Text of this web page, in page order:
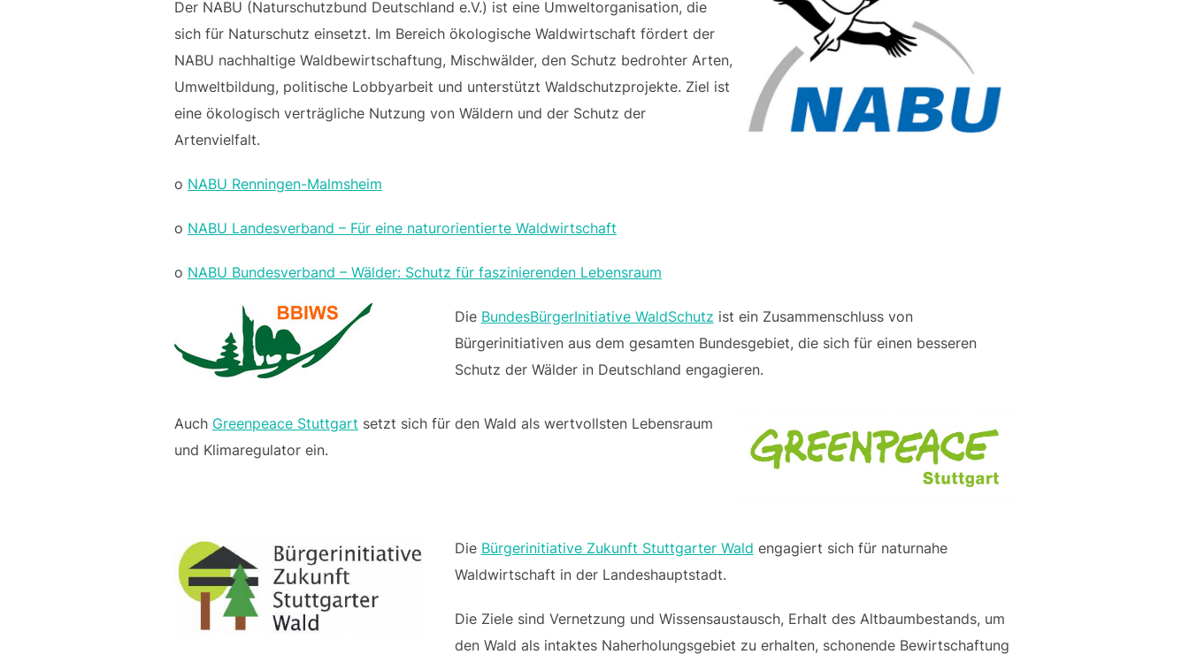
Der NABU (Naturschutzbund Deutschland e.V.) ist eine Umweltorganisation, die
sich für Naturschutz einsetzt. Im Bereich ökologische Waldwirtschaft fördert der
NABU nachhaltige Waldbewirtschaftung, Mischwälder, den Schutz bedrohter Arten,
Umweltbildung, politische Lobbyarbeit und unterstützt Waldschutzprojekte. Ziel ist
eine ökologisch verträgliche Nutzung von Wäldern und der Schutz der
Artenvielfalt.
o NABU Renningen-Malmsheim
o NABU Landesverband – Für eine naturorientierte Waldwirtschaft
o NABU Bundesverband – Wälder: Schutz für faszinierenden Lebensraum
Die BundesBürgerInitiative WaldSchutz ist ein Zusammenschluss von
Bürgerinitiativen aus dem gesamten Bundesgebiet, die sich für einen besseren
Schutz der Wälder in Deutschland engagieren.
Auch Greenpeace Stuttgart setzt sich für den Wald als wertvollsten Lebensraum
und Klimaregulator ein.
Die Bürgerinitiative Zukunft Stuttgarter Wald engagiert sich für naturnahe
Waldwirtschaft in der Landeshauptstadt.
Die Ziele sind Vernetzung und Wissensaustausch, Erhalt des Altbaumbestands, um
den Wald als intaktes Naherholungsgebiet zu erhalten, schonende Bewirtschaftung